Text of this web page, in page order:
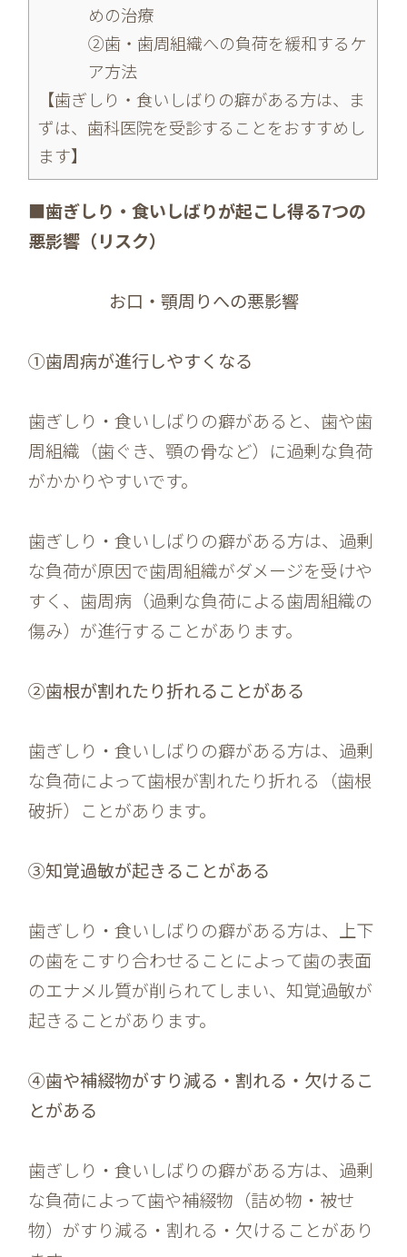
めの治療
②歯・歯周組織への負荷を緩和するケ
ア方法
【歯ぎしり・食いしばりの癖がある方は、ま
ずは、歯科医院を受診することをおすすめし
ます】
■歯ぎしり・食いしばりが起こし得る7つの
悪影響（リスク）
お口・顎周りへの悪影響
①歯周病が進行しやすくなる
歯ぎしり・食いしばりの癖があると、歯や歯
周組織（歯ぐき、顎の骨など）に過剰な負荷
がかかりやすいです。
歯ぎしり・食いしばりの癖がある方は、過剰
な負荷が原因で歯周組織がダメージを受けや
すく、歯周病（過剰な負荷による歯周組織の
傷み）が進行することがあります。
②歯根が割れたり折れることがある
歯ぎしり・食いしばりの癖がある方は、過剰
な負荷によって歯根が割れたり折れる（歯根
破折）ことがあります。
③知覚過敏が起きることがある
歯ぎしり・食いしばりの癖がある方は、上下
の歯をこすり合わせることによって歯の表面
のエナメル質が削られてしまい、知覚過敏が
起きることがあります。
④歯や補綴物がすり減る・割れる・欠けるこ
とがある
歯ぎしり・食いしばりの癖がある方は、過剰
な負荷によって歯や補綴物（詰め物・被せ
物）がすり減る・割れる・欠けることがあり